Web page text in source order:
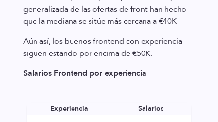
generalizada de las ofertas de front han hecho
que la mediana se sitúe más cercana a €40K
Aún así, los buenos frontend con experiencia
siguen estando por encima de €50K.
Salarios Frontend por experiencia
Experiencia Salarios